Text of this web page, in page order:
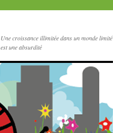
Une croissance illimitée dans un monde limité
est une absurdité